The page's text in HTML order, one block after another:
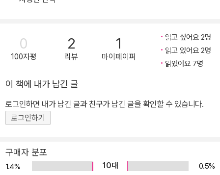
0
100자평
2
리뷰
1
마이페이퍼
읽고 싶어요 2명
읽고 있어요 2명
읽었어요 7명
이 책에 내가 남긴 글
로그인하면 내가 남긴 글과 친구가 남긴 글을 확인할 수 있습니다.
로그인하기
구매자 분포
1.4% 10대
0.5%